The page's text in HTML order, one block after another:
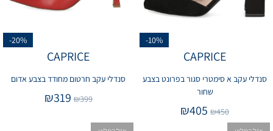
-10%
CAPRICE
סנדלי עקב א סימטרי סגור בפרונט בצבע
שחור
₪450
₪405
-20%
CAPRICE
סנדלי עקב חרטום מחודד בצבע אדום
₪399
₪319